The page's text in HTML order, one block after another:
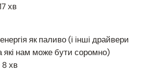
хв
як паливо (і інші драйвери
які нам може бути соромно)
хв